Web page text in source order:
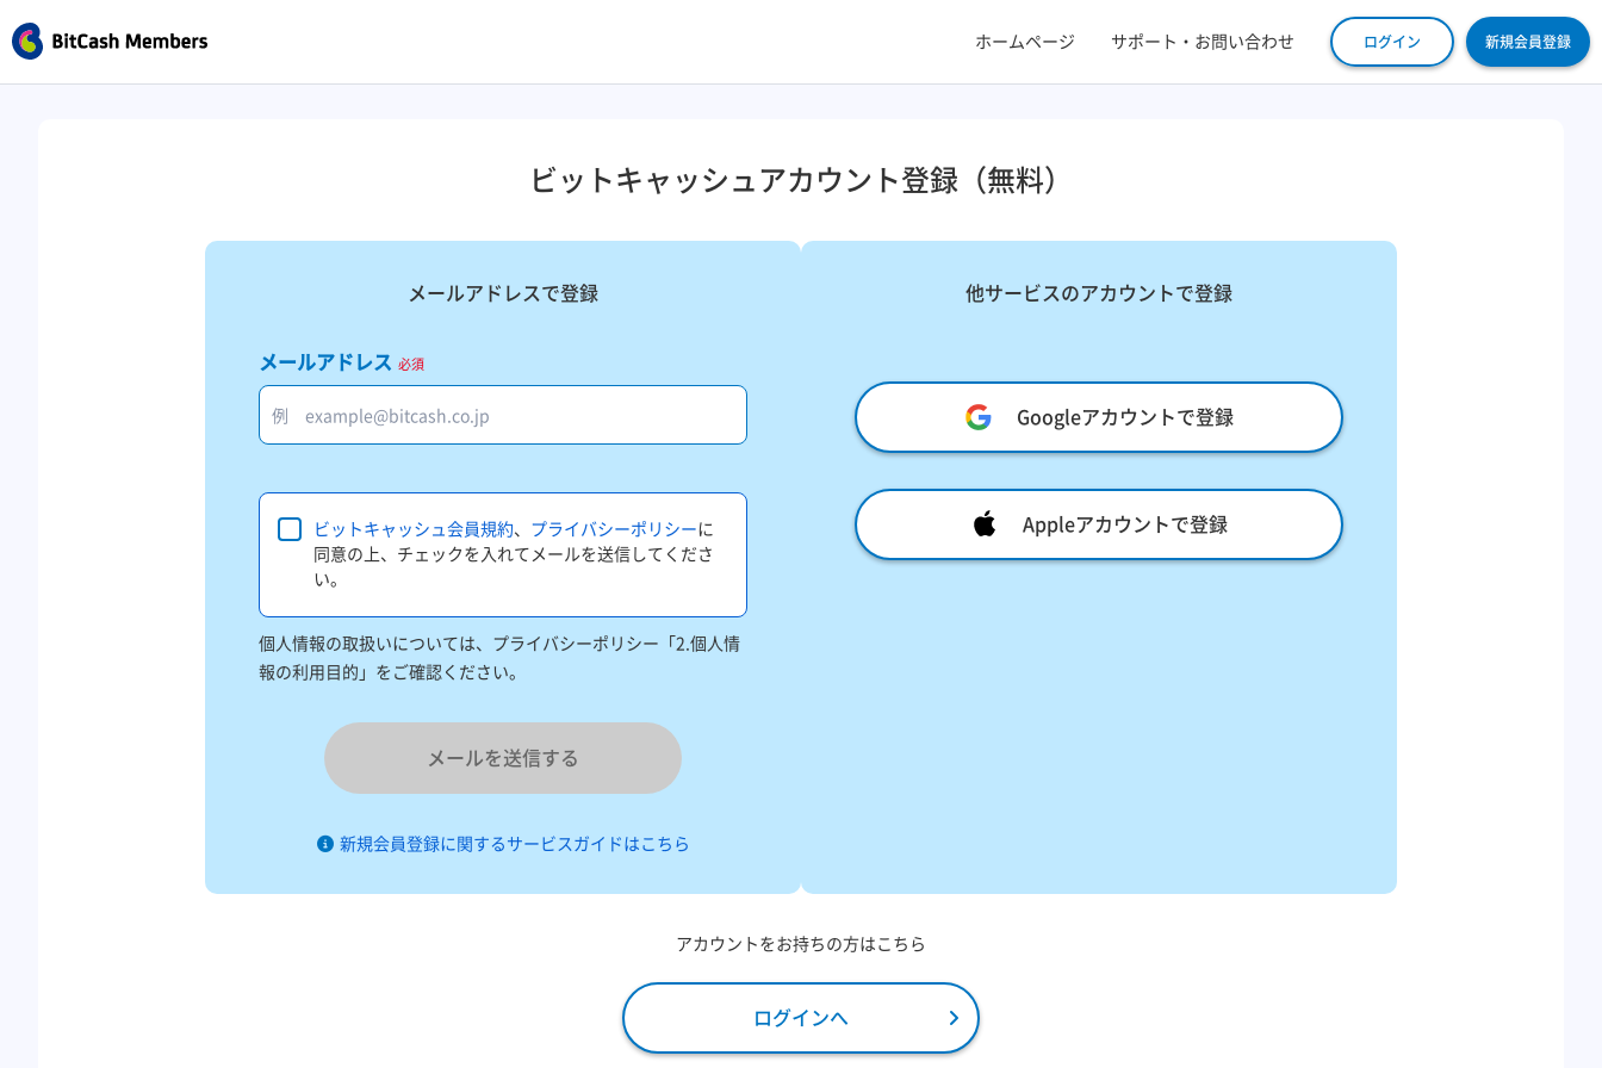
ホームページ サポート・お問い合わせ ログイン 新規会員登録
ビットキャッシュアカウント登録​（無料）​
メールアドレスで登録
メールアドレス 必須
ビットキャッシュ会員規約、 プライバシーポリシーに
同意の上、チェックを入れてメールを送信してくださ
い。
個人情報の取扱いについては、プライバシーポリシー「2.個人情
報の利用目的」をご確認ください。
メールを送信する
新規会員登録に関するサービスガイドはこちら
他サービスのアカウントで登録
Googleアカウントで登録
Appleアカウントで登録
アカウントをお持ちの方はこちら
ログインへ